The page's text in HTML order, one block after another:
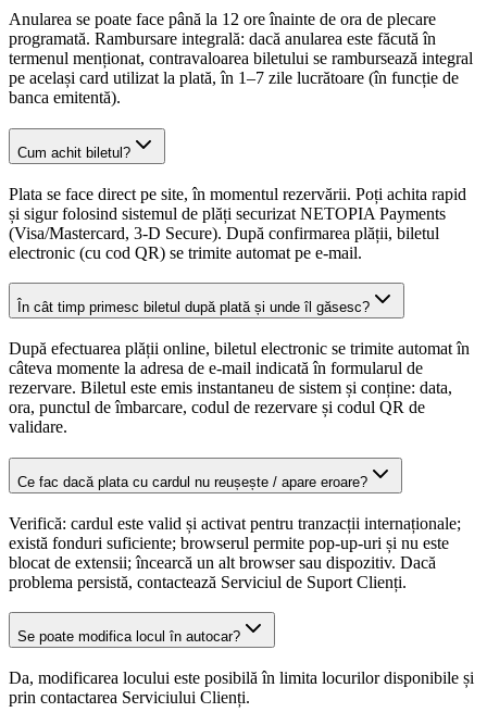
Anularea se poate face până la 12 ore înainte de ora de plecare
programată. Rambursare integrală: dacă anularea este făcută în
termenul menționat, contravaloarea biletului se rambursează integral
pe același card utilizat la plată, în 1–7 zile lucrătoare (în funcție de
banca emitentă).
Cum achit biletul?
Plata se face direct pe site, în momentul rezervării. Poți achita rapid
și sigur folosind sistemul de plăți securizat NETOPIA Payments
(Visa/Mastercard, 3-D Secure). După confirmarea plății, biletul
electronic (cu cod QR) se trimite automat pe e-mail.
În cât timp primesc biletul după plată și unde îl găsesc?
După efectuarea plății online, biletul electronic se trimite automat în
câteva momente la adresa de e-mail indicată în formularul de
rezervare. Biletul este emis instantaneu de sistem și conține: data,
ora, punctul de îmbarcare, codul de rezervare și codul QR de
validare.
Ce fac dacă plata cu cardul nu reușește / apare eroare?
Verifică: cardul este valid și activat pentru tranzacții internaționale;
există fonduri suficiente; browserul permite pop-up-uri și nu este
blocat de extensii; încearcă un alt browser sau dispozitiv. Dacă
problema persistă, contactează Serviciul de Suport Clienți.
Se poate modifica locul în autocar?
Da, modificarea locului este posibilă în limita locurilor disponibile și
prin contactarea Serviciului Clienți.